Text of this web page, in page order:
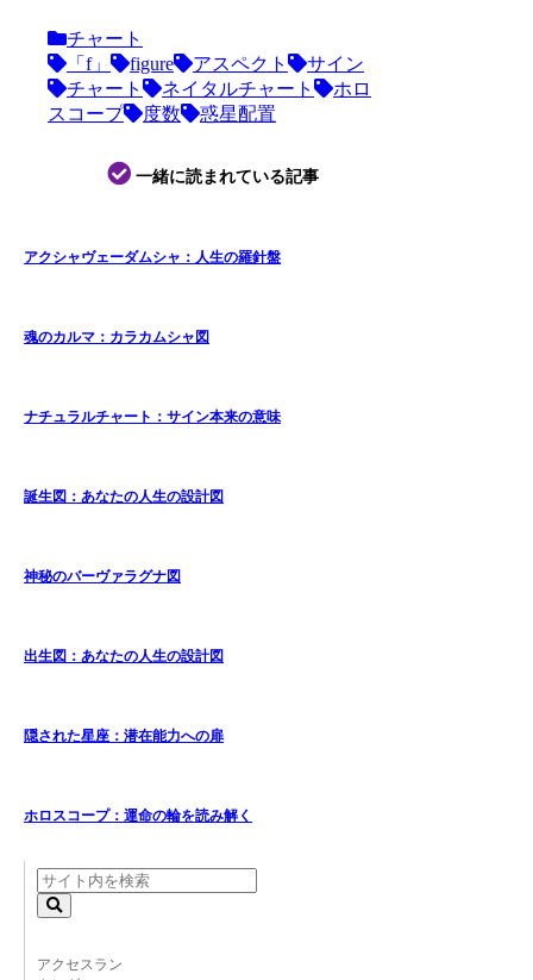
チャート
「f」
figure アスペクト
サイン
チャート
ネイタルチャート
ホロ
スコープ
度数 惑星配置
一緒に読まれている記事
アクシャヴェーダムシャ：人生の羅針盤
魂のカルマ：カラカムシャ図
ナチュラルチャート：サイン本来の意味
誕生図：あなたの人生の設計図
神秘のバーヴァラグナ図
出生図：あなたの人生の設計図
隠された星座：潜在能力への扉
ホロスコープ：運命の輪を読み解く
アクセスラン